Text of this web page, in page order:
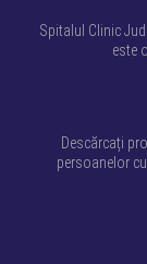
Spitalul Clinic
este
Descărcați
persoanelor